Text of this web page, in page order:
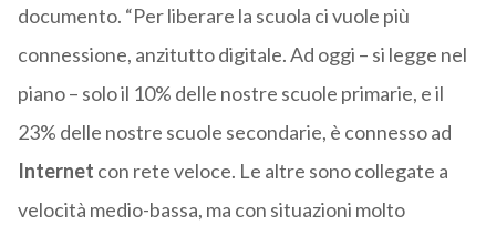
documento. “Per liberare la scuola ci vuole più
connessione, anzitutto digitale. Ad oggi – si legge nel
piano – solo il 10% delle nostre scuole primarie, e il
23% delle nostre scuole secondarie, è connesso ad
Internet con rete veloce. Le altre sono collegate a
velocità medio-bassa, ma con situazioni molto